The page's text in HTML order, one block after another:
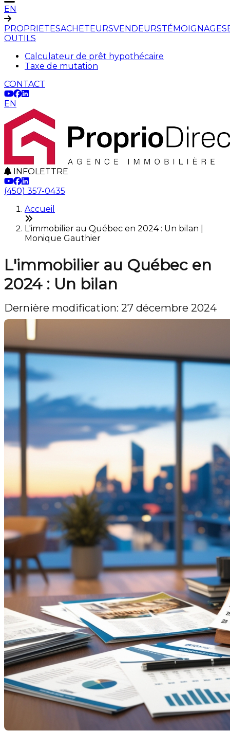
EN
PROPRIETESACHETEURSVENDEURSTÉMOIGNAGES
OUTILS
Calculateur de prêt hypothécaire
Taxe de mutation
CONTACT
EN
INFOLETTRE
(450) 357-0435
Accueil
L'immobilier au Québec en 2024 : Un bilan |
Monique Gauthier
L'immobilier au Québec en
2024 : Un bilan
Dernière modification: 27 décembre 2024